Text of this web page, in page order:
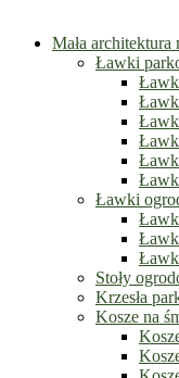
Mała
Ławki
Ławki
Stoły
Krzesła
Kosze na